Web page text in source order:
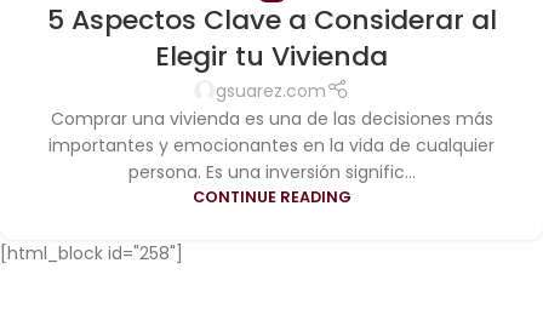
5 Aspectos Clave a Considerar al
Elegir tu Vivienda
gsuarez.com
Comprar una vivienda es una de las decisiones más
importantes y emocionantes en la vida de cualquier
persona. Es una inversión signific...
CONTINUE READING
[html_block id="258"]